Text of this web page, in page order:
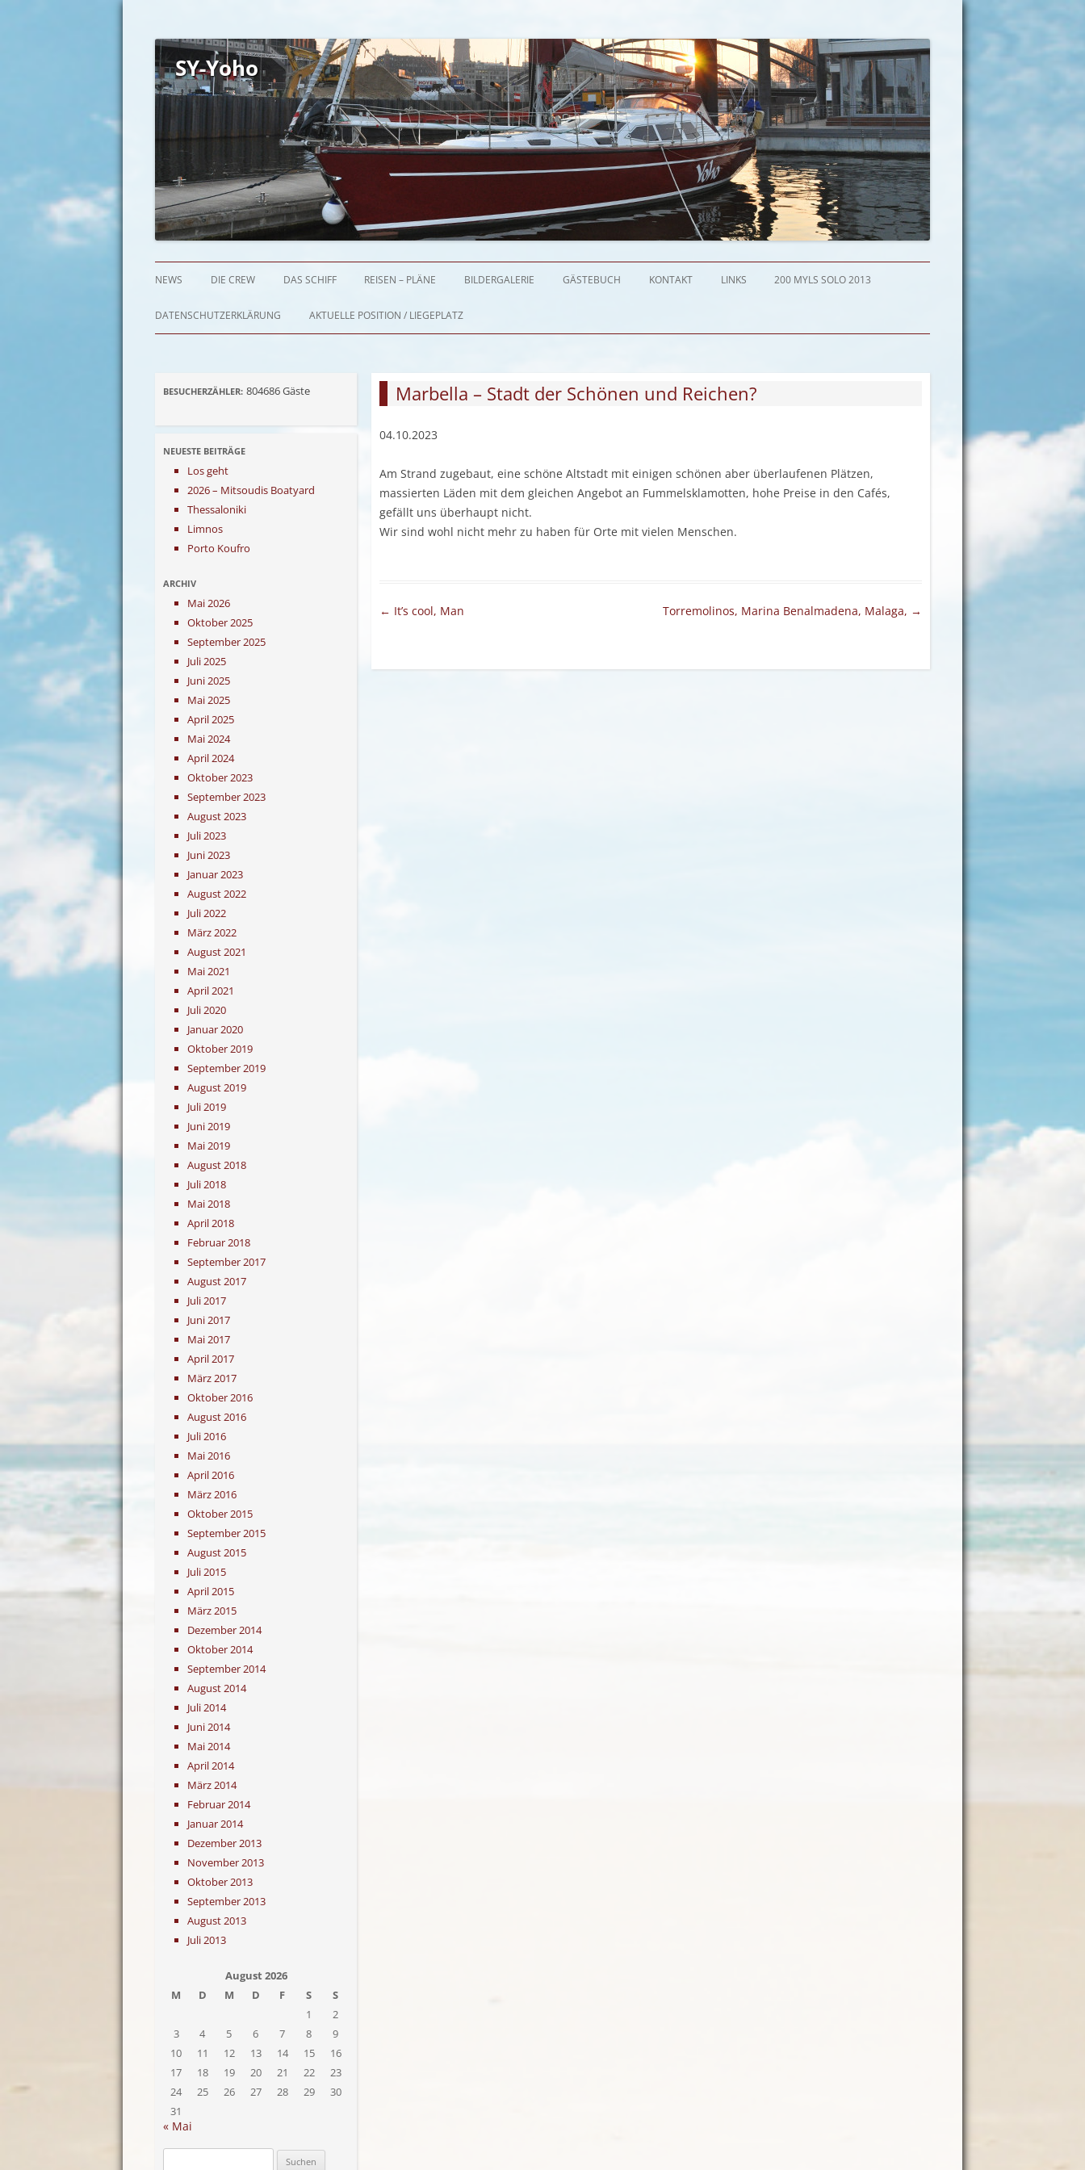
SY-Yoho
Zum Inhalt springen
NEWS DIE CREW DAS SCHIFF REISEN – PLÄNE BILDERGALERIE GÄSTEBUCH KONTAKT LINKS 200 MYLS SOLO 2013
DATENSCHUTZERKLÄRUNG AKTUELLE POSITION / LIEGEPLATZ
Marbella – Stadt der Schönen und Reichen?
04.10.2023
Am Strand zugebaut, eine schöne Altstadt mit einigen schönen aber überlaufenen Plätzen,
massierten Läden mit dem gleichen Angebot an Fummelsklamotten, hohe Preise in den Cafés,
gefällt uns überhaupt nicht.
Wir sind wohl nicht mehr zu haben für Orte mit vielen Menschen.
Artikel-Navigation
← It’s cool, Man Torremolinos, Marina Benalmadena, Malaga, →
BESUCHERZÄHLER: 804686Gäste
NEUESTE BEITRÄGE
Los geht
2026 – Mitsoudis Boatyard
Thessaloniki
Limnos
Porto Koufro
ARCHIV
Mai 2026
Oktober 2025
September 2025
Juli 2025
Juni 2025
Mai 2025
April 2025
Mai 2024
April 2024
Oktober 2023
September 2023
August 2023
Juli 2023
Juni 2023
Januar 2023
August 2022
Juli 2022
März 2022
August 2021
Mai 2021
April 2021
Juli 2020
Januar 2020
Oktober 2019
September 2019
August 2019
Juli 2019
Juni 2019
Mai 2019
August 2018
Juli 2018
Mai 2018
April 2018
Februar 2018
September 2017
August 2017
Juli 2017
Juni 2017
Mai 2017
April 2017
März 2017
Oktober 2016
August 2016
Juli 2016
Mai 2016
April 2016
März 2016
Oktober 2015
September 2015
August 2015
Juli 2015
April 2015
März 2015
Dezember 2014
Oktober 2014
September 2014
August 2014
Juli 2014
Juni 2014
Mai 2014
April 2014
März 2014
Februar 2014
Januar 2014
Dezember 2013
November 2013
Oktober 2013
September 2013
August 2013
Juli 2013
August 2026
M
D M D F S
S
1
2
3
4 5 6 7 8
9
10
11 12 13 14 15
16
17
18 19 20 21 22
23
24
25 26 27 28 29
30
31
« Mai